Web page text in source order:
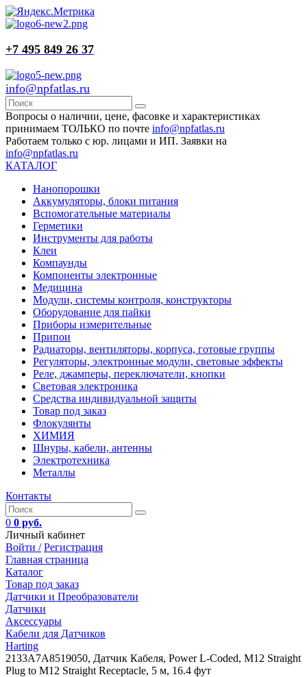
+7 495 849 26 37
info@npfatlas.ru
Вопросы о наличии, цене, фасовке и характеристиках
принимаем ТОЛЬКО по почте info@npfatlas.ru
Работаем только с юр. лицами и ИП. Заявки на
info@npfatlas.ru
КАТАЛОГ
Нанопорошки
Аккумуляторы, блоки питания
Вспомогательные материалы
Герметики
Инструменты для работы
Клеи
Компаунды
Компоненты электронные
Медицина
Модули, системы контроля, конструкторы
Оборудование для пайки
Приборы измерительные
Припои
Радиаторы, вентиляторы, корпуса, готовые группы
Регуляторы, электронные модули, световые эффекты
Реле, джамперы, переключатели, кнопки
Световая электроника
Средства индивидуальной защиты
Товар под заказ
Флокулянты
ХИМИЯ
Шнуры, кабели, антенны
Электротехника
Металлы
Контакты
0 0 руб.
Личный кабинет
Войти / Регистрация
Главная страница
Каталог
Товар под заказ
Датчики и Преобразователи
Датчики
Аксессуары
Кабели для Датчиков
Harting
2133A7A8519050, Датчик Кабеля, Power L-Coded, M12 Straight
Plug to M12 Straight Receptacle, 5 м, 16.4 фут